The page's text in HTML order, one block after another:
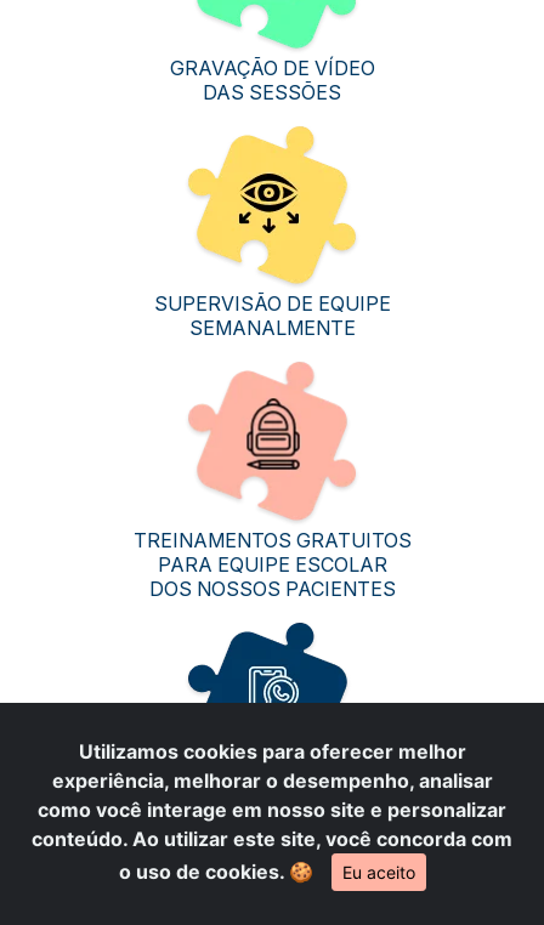
GRAVAÇÃO DE VÍDEO
DAS SESSÕES
SUPERVISÃO DE EQUIPE
SEMANALMENTE
TREINAMENTOS GRATUITOS
PARA EQUIPE ESCOLAR
DOS NOSSOS PACIENTES
SUPORTE ILIMITADO
ATRAVÉS DO WHATSAPP
Utilizamos cookies para oferecer melhor
experiência, melhorar o desempenho, analisar
como você interage em nosso site e personalizar
conteúdo. Ao utilizar este site, você concorda com
o uso de cookies. 🍪 Eu aceito